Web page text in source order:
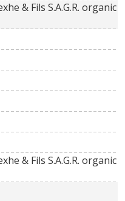
& Fils S.A.G.R. organic
& Fils S.A.G.R. organic